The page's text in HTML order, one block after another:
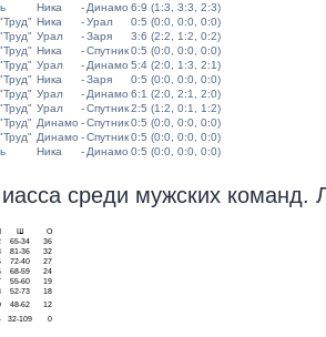
Ника - Динамо 6:9 (1:3, 3:3, 2:3)
Ника -Урал
0:5 (0:0, 0:0, 0:0)
Урал -Заря
3:6 (2:2, 1:2, 0:2)
Ника -Спутник0:5 (0:0, 0:0, 0:0)
Урал - Динамо 5:4 (2:0, 1:3, 2:1)
Ника -Заря
0:5 (0:0, 0:0, 0:0)
Урал - Динамо 6:1 (2:0, 2:1, 2:0)
Урал -Спутник2:5 (1:2, 0:1, 1:2)
Динамо -Спутник0:5 (0:0, 0:0, 0:0)
Динамо -Спутник0:5 (0:0, 0:0, 0:0)
Ника - Динамо 0:5 (0:0, 0:0, 0:0)
среди мужских команд.
О
65-34
36
81-36
32
72-40
27
68-59
24
55-60
19
52-73
18
48-62
12
32-109 0